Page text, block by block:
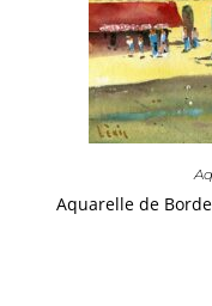
Aquarelle de